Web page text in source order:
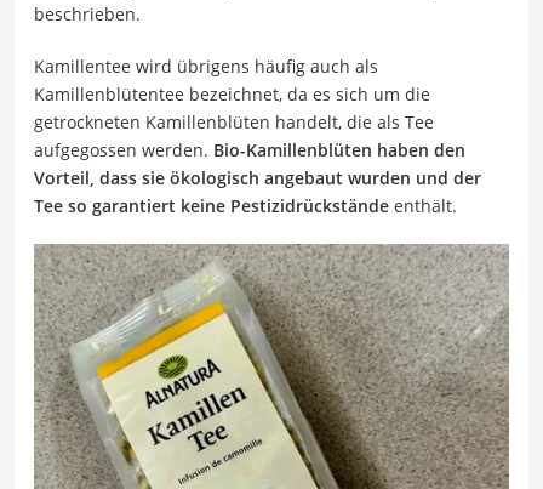
beschrieben.
Kamillentee wird übrigens häufig auch als
Kamillenblütentee bezeichnet, da es sich um die
getrockneten Kamillenblüten handelt, die als Tee
aufgegossen werden. Bio-Kamillenblüten haben den
Vorteil, dass sie ökologisch angebaut wurden und der
Tee so garantiert keine Pestizidrückstände enthält.